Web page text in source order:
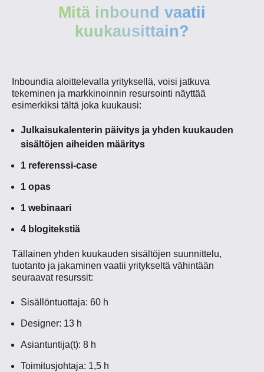
Mitä inbound vaatii
kuukausittain?
Inboundia aloittelevalla yrityksellä, voisi jatkuva
tekeminen ja markkinoinnin resursointi näyttää
esimerkiksi tältä joka kuukausi:
Julkaisukalenterin päivitys ja yhden kuukauden
sisältöjen aiheiden määritys
1 referenssi-case
1 opas
1 webinaari
4 blogitekstiä
Tällainen yhden kuukauden sisältöjen suunnittelu,
tuotanto ja jakaminen vaatii yritykseltä vähintään
seuraavat resurssit:
Sisällöntuottaja: 60 h
Designer: 13 h
Asiantuntija(t): 8 h
Toimitusjohtaja: 1,5 h